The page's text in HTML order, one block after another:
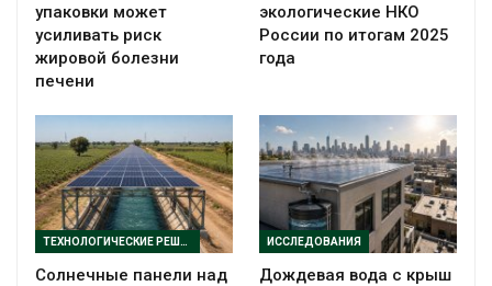
упаковки может
усиливать риск
жировой болезни
печени
экологические НКО
России по итогам 2025
года
ТЕХНОЛОГИЧЕСКИЕ РЕШЕНИЯ
Солнечные панели над
ИССЛЕДОВАНИЯ
Дождевая вода с крыш